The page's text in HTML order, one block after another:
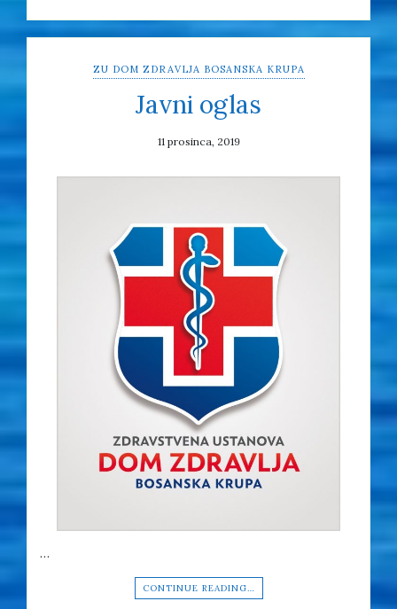
ZU DOM ZDRAVLJA BOSANSKA KRUPA
Javni oglas
11 prosinca, 2019
…
CONTINUE READING…